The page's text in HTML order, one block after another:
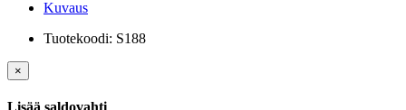
Kuvaus
Tuotekoodi: S188
×
Lisää saldovahti